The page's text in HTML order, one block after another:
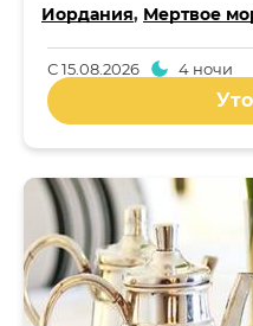
Иордания, Мертвое
С15.08.2026 4 ночи